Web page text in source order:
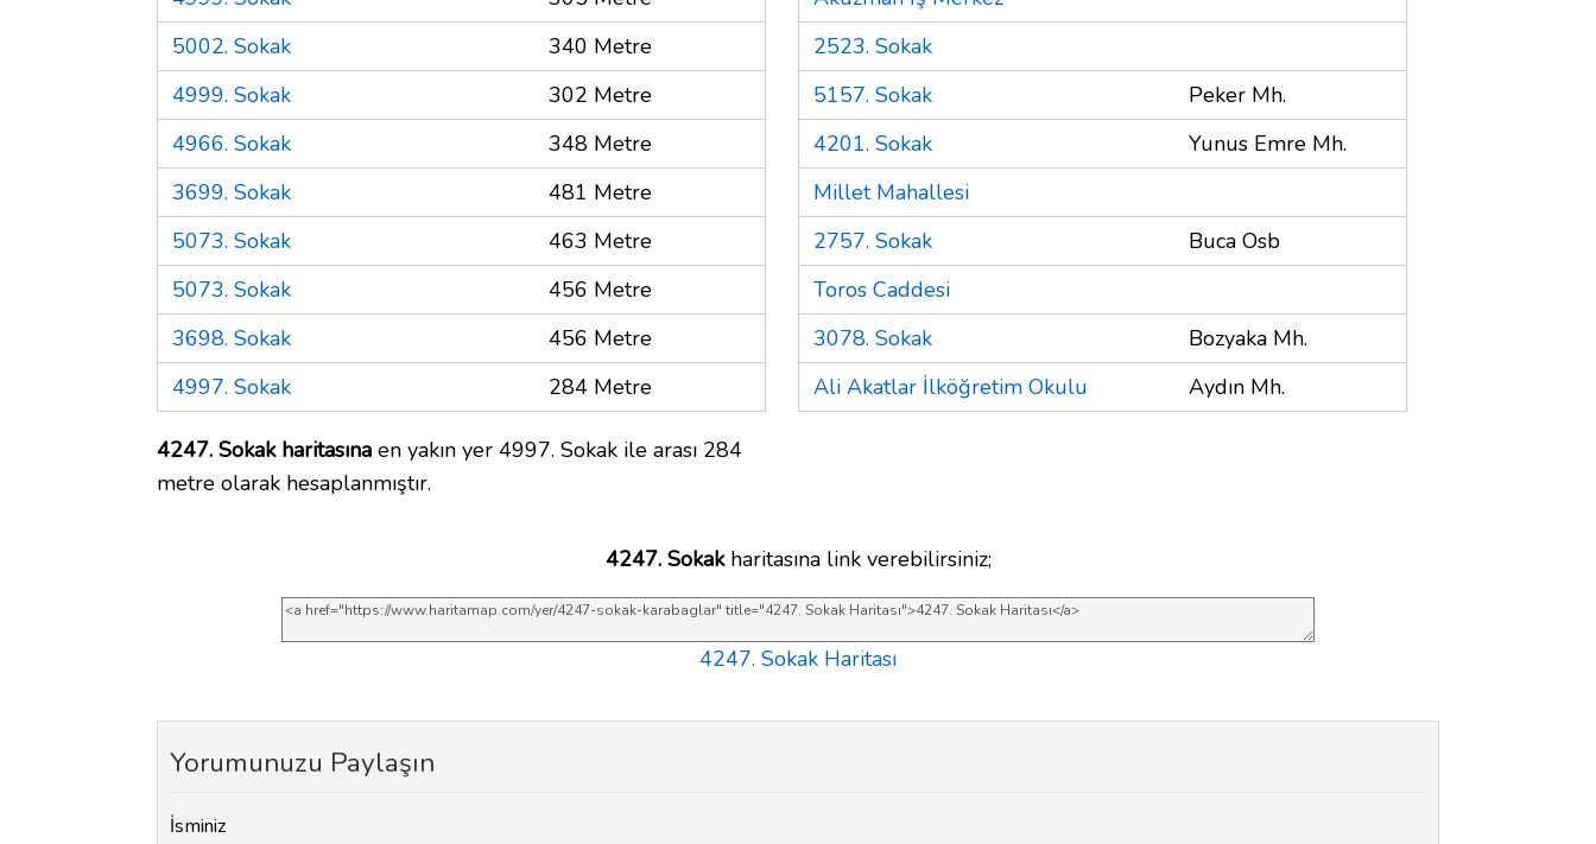
5002. Sokak
340 Metre
4999. Sokak
302 Metre
4966. Sokak
348 Metre
3699. Sokak
481 Metre
5073. Sokak
463 Metre
5073. Sokak
456 Metre
3698. Sokak
456 Metre
4997. Sokak
284 Metre
4247. Sokak haritasına en yakın yer 4997. Sokak ile arası 284
metre olarak hesaplanmıştır.
2523. Sokak
5157. Sokak
Peker Mh.
4201. Sokak
Yunus Emre Mh.
Millet Mahallesi
2757. Sokak
Buca Osb
Toros Caddesi
3078. Sokak
Bozyaka Mh.
Ali Akatlar İlköğretim Okulu
Aydın Mh.
4247. Sokakharitasına link verebilirsiniz;
4247. Sokak Haritası
Yorumunuzu Paylaşın
İsminiz